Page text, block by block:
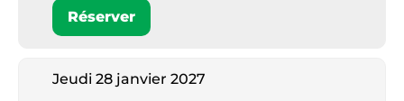
Réserver
Jeudi 28 janvier 2027